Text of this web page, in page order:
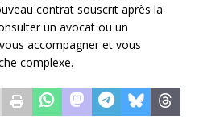
contrat souscrit après la
un avocat ou un
accompagner et vous
complexe.